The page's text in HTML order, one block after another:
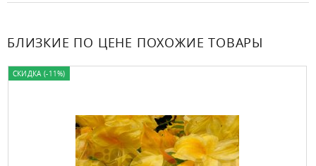
БЛИЗКИЕ ПО ЦЕНЕ ПОХОЖИЕ ТОВАРЫ
СКИДКА (-11%)